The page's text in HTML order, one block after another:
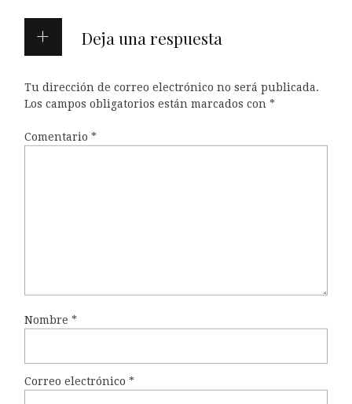
Deja una respuesta
Tu dirección de correo electrónico no será publicada.
Los campos obligatorios están marcados con *
Comentario *
Nombre *
Correo electrónico *